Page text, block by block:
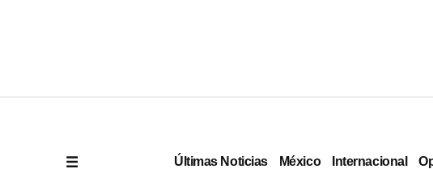
Últimas Noticias México Internacional